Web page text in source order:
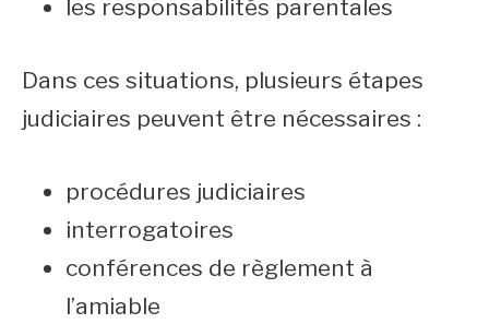
les responsabilités parentales
Dans ces situations, plusieurs étapes
judiciaires peuvent être nécessaires :
procédures judiciaires
interrogatoires
conférences de règlement à
l’amiable